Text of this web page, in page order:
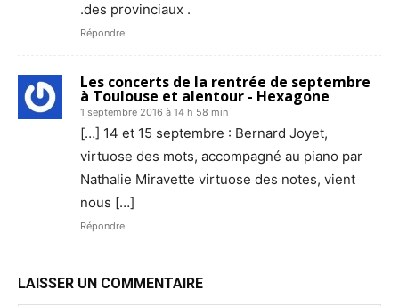
.des provinciaux .
Répondre
Les concerts de la rentrée de septembre
à Toulouse et alentour - Hexagone
1 septembre 2016 à 14 h 58 min
[…] 14 et 15 septembre : Bernard Joyet,
virtuose des mots, accompagné au piano par
Nathalie Miravette virtuose des notes, vient
nous […]
Répondre
LAISSER UN COMMENTAIRE